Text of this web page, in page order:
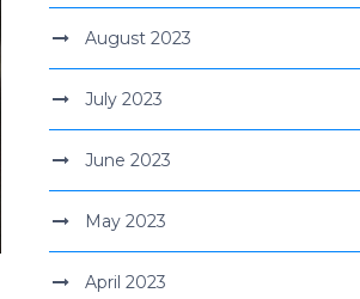
August 2023
July 2023
June 2023
May 2023
April 2023